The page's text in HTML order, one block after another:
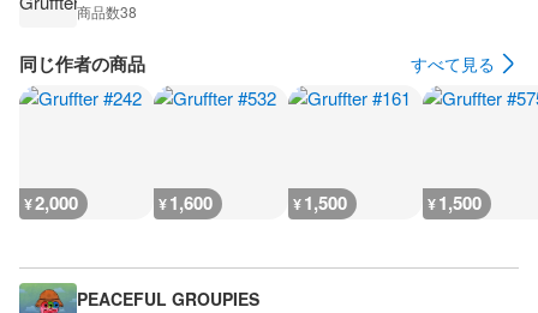
商品数38
同じ作者の商品 すべて見る
¥2,000 ¥1,600 ¥1,500 ¥1,500
PEACEFUL GROUPIES